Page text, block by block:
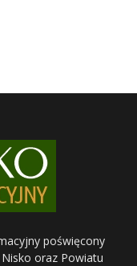
poświęcony
oraz Powiatu